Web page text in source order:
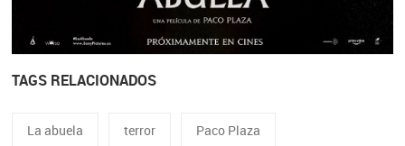
TAGS RELACIONADOS
La abuela terror Paco Plaza